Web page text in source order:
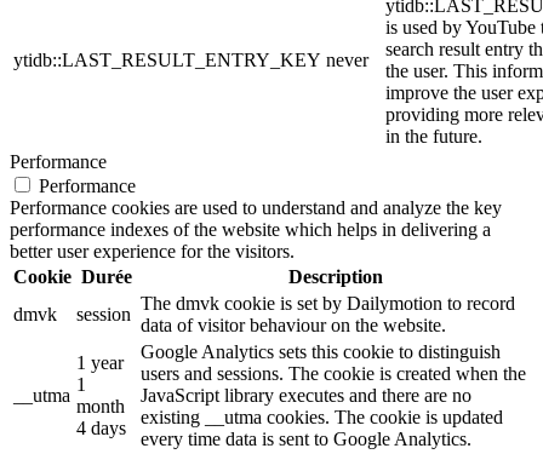
ytidb::LAST_RESULT_ENTRY_KEY never
is used by YouTube
search result entry
the user. This
improve the user
providing more
in the future.
Performance
Performance
Performance cookies are used to understand and analyze the key
performance indexes of the website which helps in delivering a
better user experience for the visitors.
Cookie Durée
Description
dmvk
session
The dmvk cookie is set by Dailymotion to record
data of visitor behaviour on the website.
__utma
1 year
1
month
4 days
Google Analytics sets this cookie to distinguish
users and sessions. The cookie is created when the
JavaScript library executes and there are no
existing __utma cookies. The cookie is updated
every time data is sent to Google Analytics.